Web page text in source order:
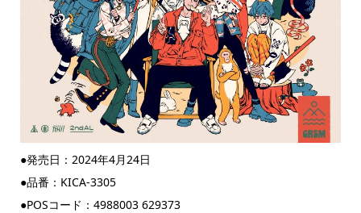
●発売日：2024年4月24日
●品番：KICA-3305
●POSコード：4988003 629373